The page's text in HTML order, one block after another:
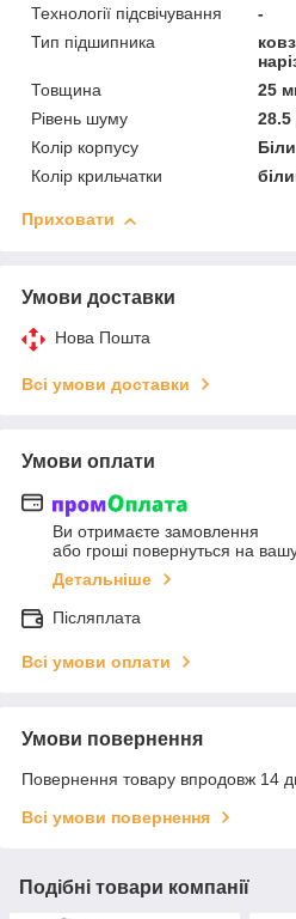
Технології підсвічування
-
Тип підшипника
Товщина
25
Рівень шуму
Колір корпусу
Колір крильчатки
Приховати
Умови доставки
Нова Пошта
Всі умови доставки
Умови оплати
Ви отримаєте замовлення
або гроші повернуться на
Детальніше
Післяплата
Всі умови оплати
Умови повернення
Повернення товару впродовж 14
Всі умови повернення
Подібні товари компанії